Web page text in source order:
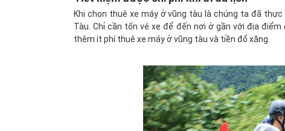
Khi chọn thuê xe máy ở vũng tàu là chúng ta đã
Tàu. Chỉ cần tốn vé xe để đến nơi ở gần với địa
thêm ít phí thuê xe máy ở vũng tàu và tiền đổ xăng.